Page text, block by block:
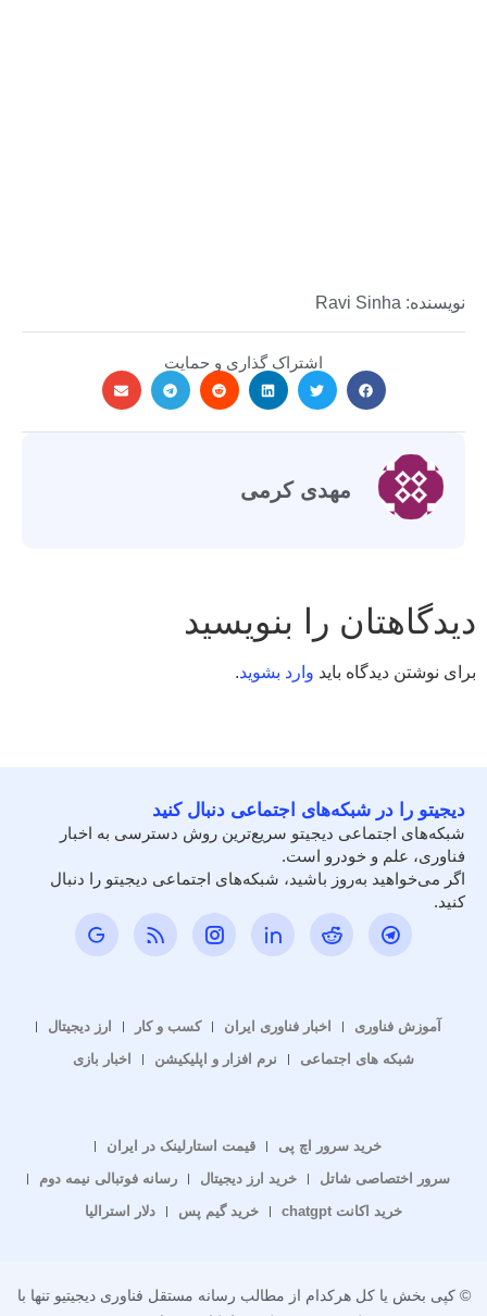
نویسنده: Ravi Sinha
اشتراک گذاری و حمایت
مهدی کرمی
دیدگاهتان را بنویسید
برای نوشتن دیدگاه باید وارد بشوید.
دیجیتو را در شبکه‌های اجتماعی دنبال کنید
شبکه‌های اجتماعی دیجیتو سریع‌ترین روش دسترسی به اخبار
فناوری، علم و خودرو است.
اگر می‌خواهید به‌روز باشید، شبکه‌های اجتماعی دیجیتو را دنبال
کنید.
آموزش فناوری اخبار فناوری ایران کسب و کار
ارز دیجیتال
شبکه های اجتماعی
نرم افزار و اپلیکیشن اخبار بازی
خرید سرور اچ پی
قیمت استارلینک در ایران
سرور اختصاصی شاتل
خرید ارز دیجیتال
رسانه فوتبالی نیمه دوم
خرید اکانت chatgpt
خرید گیم پس دلار استرالیا
© کپی بخش یا کل هرکدام از مطالب رسانه مستقل فناوری دیجیتیو تنها با